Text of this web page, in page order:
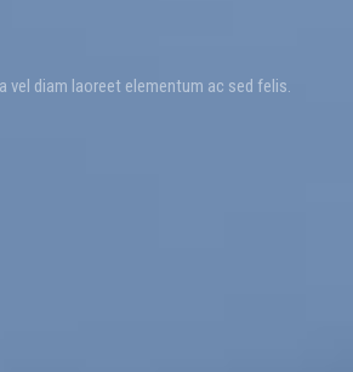
vel diam laoreet elementum ac sed felis.